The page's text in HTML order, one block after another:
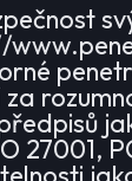
27001,